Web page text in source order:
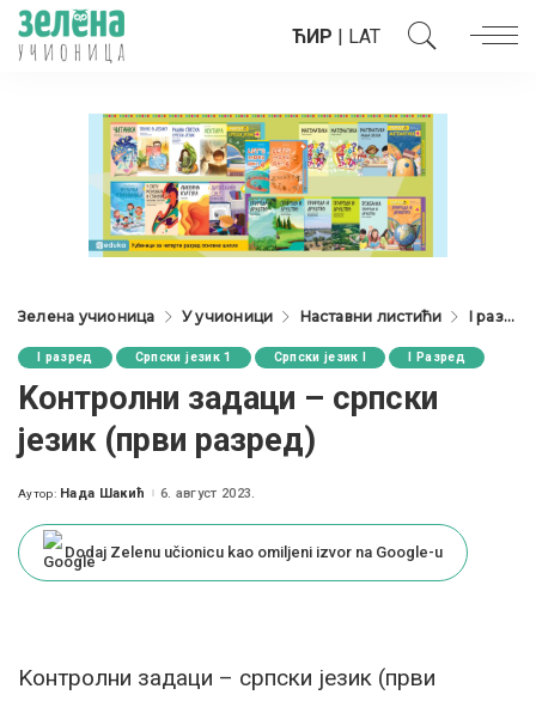
ЋИР | LAT
Зелена учионица У учионици Наставни листићи I разред
I разред Српски језик 1 Српски језик I I Разред
Kонтролни задаци – српски
језик (први разред)
Posted
Аутор: Нада Шакић 6. август 2023.
Dodaj Zelenu učionicu kao omiljeni izvor na Google-u
Kонтролни задаци – српски језик (први